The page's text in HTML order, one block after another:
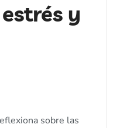
y
sobre las